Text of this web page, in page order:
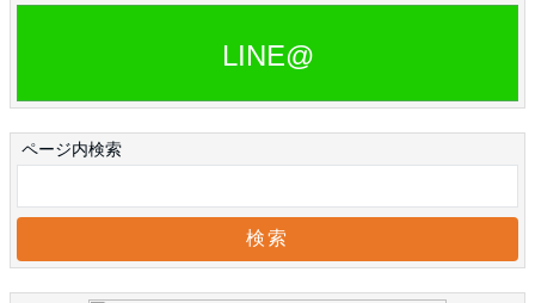
LINE@
ページ内検索